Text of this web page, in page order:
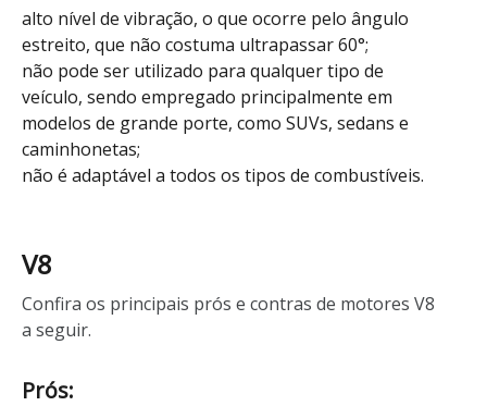
alto nível de vibração, o que ocorre pelo ângulo
estreito, que não costuma ultrapassar 60°;
não pode ser utilizado para qualquer tipo de
veículo, sendo empregado principalmente em
modelos de grande porte, como SUVs, sedans e
caminhonetas;
não é adaptável a todos os tipos de combustíveis.
V8
Confira os principais prós e contras de motores V8
a seguir.
Prós: